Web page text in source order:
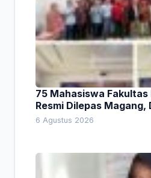
75 Mahasiswa Fakultas
Resmi Dilepas
Empat Pesan Penting
6 Agustus 2026